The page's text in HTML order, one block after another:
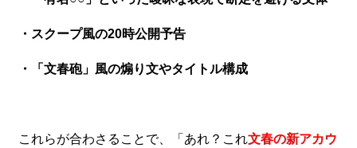
・スクープ風の20時公開予告
・「文春砲」風の煽り文やタイトル構成
これらが合わさることで、「あれ？これ文春の新アカウ